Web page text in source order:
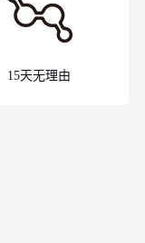
15天无理由